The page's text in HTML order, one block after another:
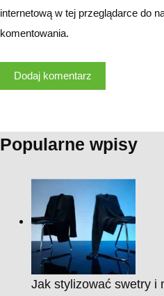
internetową w tej przeglądarce do
komentowania.
Dodaj komentarz
Popularne wpisy
Jak stylizować swetry i